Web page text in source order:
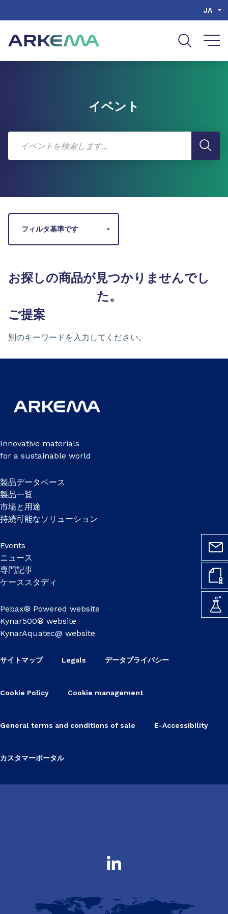
JA
イベント
フィルタ基準です
お探しの商品が見つかりませんでし
た。
ご提案
別のキーワードを入力してください。
Innovative materials
for a sustainable world
製品データベース
製品一覧
市場と用途
持続可能なソリューション
Events
ニュース
専門記事
ケーススタディ
Pebax® Powered website
Kynar500® website
KynarAquatec@ website
サイトマップ Legals データプライバシー
Cookie Policy Cookie management
General terms and conditions of sale E-Accessibility
カスタマーポータル